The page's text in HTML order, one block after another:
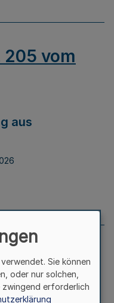
205 vom
aus
204 vom
Sie können
oder nur solchen,
erforderlich